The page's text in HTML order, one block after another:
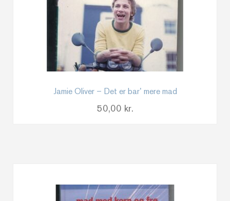
Jamie Oliver – Det er bar’ mere mad
50,00 kr.